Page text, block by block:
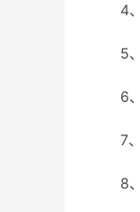
4、
5、
6、
7、
8、